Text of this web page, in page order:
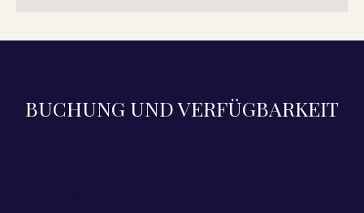
BUCHUNG UND VERFÜGBARKEIT